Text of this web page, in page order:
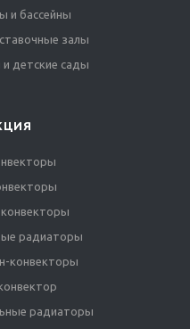
и бассейны
залы
детские сады
радиаторы
конвекторы
радиаторы